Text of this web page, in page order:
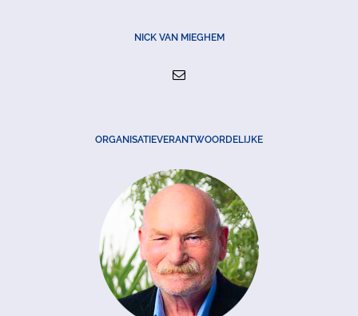
NICK VAN MIEGHEM
ORGANISATIEVERANTWOORDELIJKE